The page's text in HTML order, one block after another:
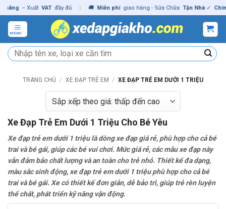
Skip
to
content
– Xuất VAT đầy đủ | 🚚 Miễn phí giao hàng - Sửa Chữa Tận Nhà ✓ Chính
MENU
Tìm
kiếm:
TRANG CHỦ / XE ĐẠP TRẺ EM / XE ĐẠP TRẺ EM DƯỚI 1 TRIỆU
Xe Đạp Trẻ Em Dưới 1 Triệu Cho Bé Yêu
Xe đạp trẻ em dưới 1 triệu là dòng xe đạp giá rẻ, phù hợp cho cả bé
trai và bé gái, giúp các bé vui chơi. Mức giá rẻ, các mẫu xe đạp này
vẫn đảm bảo chất lượng và an toàn cho trẻ nhỏ. Thiết kế đa dạng,
màu sắc sinh động, xe đạp trẻ em dưới 1 triệu phù hợp cho cả bé
trai và bé gái. Xe có thiết kế đơn giản, dễ bảo trì, giúp trẻ rèn luyện
thể chất, phát triển kỹ năng vận động.